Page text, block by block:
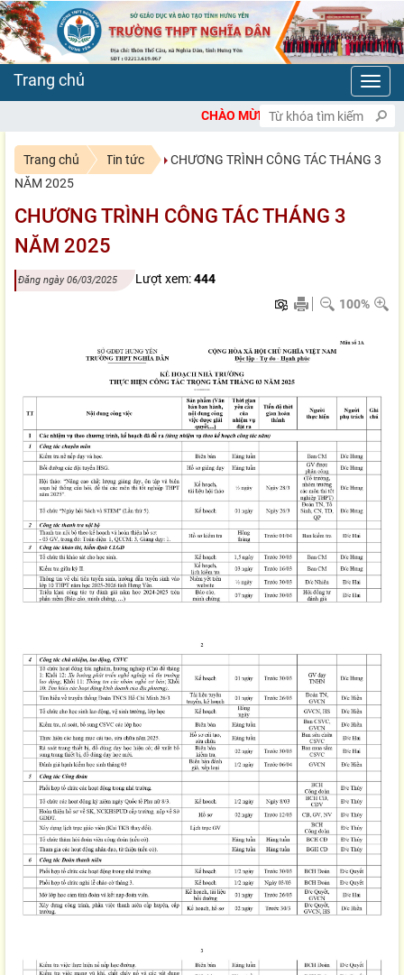
CHÀO MỪNG BẠN ĐẾN VỚI CỔNG THÔNG
Trang chủ Tin tức
CHƯƠNG TRÌNH CÔNG TÁC THÁNG 3
NĂM 2025
CHƯƠNG TRÌNH CÔNG TÁC THÁNG 3
NĂM 2025
Đăng ngày 06/03/2025 Lượt xem:444
100%